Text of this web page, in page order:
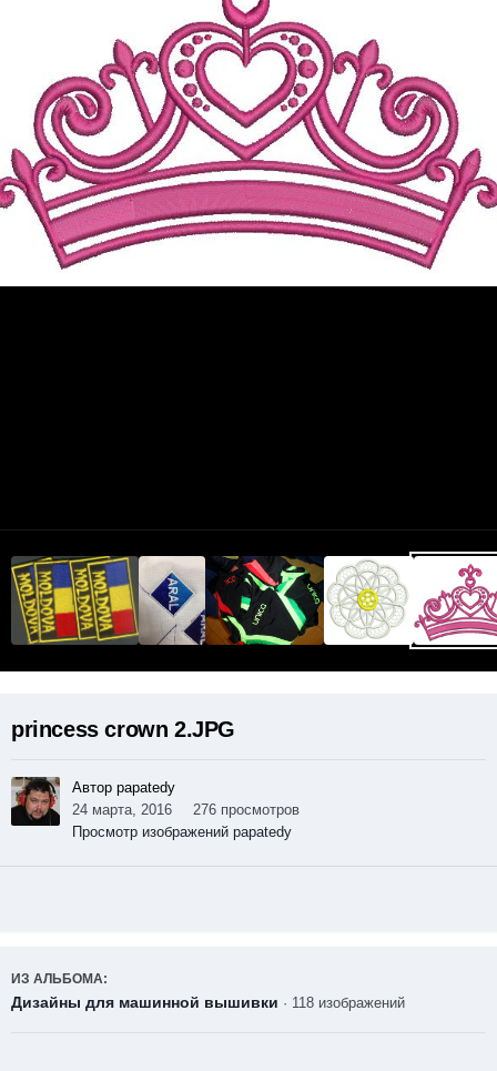
princess crown 2.JPG
Автор papatedy
24 марта, 2016
276 просмотров
Просмотр изображений papatedy
ИЗ АЛЬБОМА:
Дизайны для машинной вышивки · 118 изображений